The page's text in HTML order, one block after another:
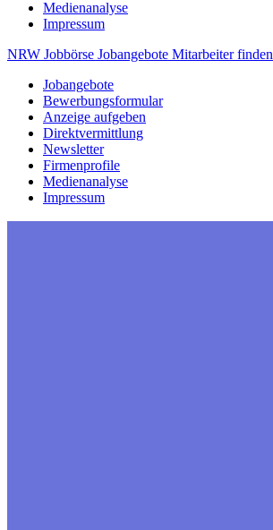
Medienanalyse
Impressum
NRW Jobbörse Jobangebote Mitarbeiterfinden
Jobangebote
Bewerbungsformular
Anzeige aufgeben
Direktvermittlung
Newsletter
Firmenprofile
Medienanalyse
Impressum